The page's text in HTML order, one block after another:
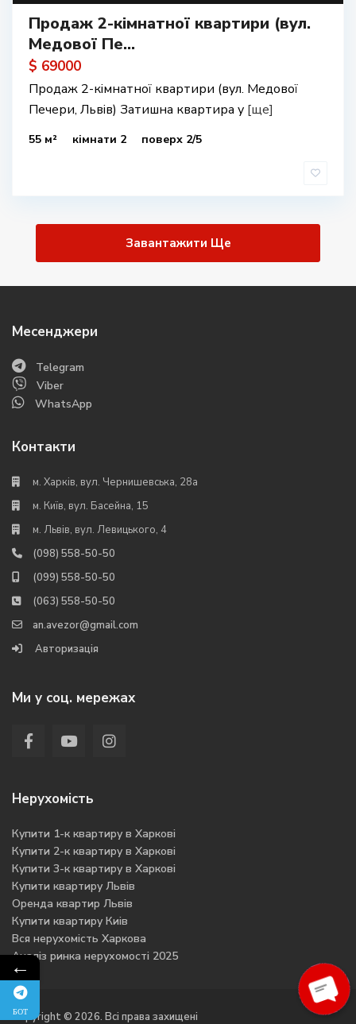
Продаж 2-кімнатної квартири (вул.
Медової Пе...
$ 69000
Продаж 2-кімнатної квартири (вул. Медової
Печери, Львів) Затишна квартира у [ще]
55 м² кімнати 2 поверх 2/5
Месенджери
Telegram
Viber
WhatsApp
Контакти
м. Харків, вул. Чернишевська, 28а
м. Київ, вул. Басейна, 15
м. Львів, вул. Левицького, 4
(098) 558-50-50
(099) 558-50-50
(063) 558-50-50
an.avezor@gmail.com
Авторизація
Ми у соц. мережах
Нерухомість
Купити 1-к квартиру в Харкові
Купити 2-к квартиру в Харкові
Купити 3-к квартиру в Харкові
Купити квартиру Львів
Оренда квартир Львів
Купити квартиру Киів
Вся нерухомість Харкова
Аналіз ринка нерухомості 2025
Copyright © 2026. Всі права захищені
←
БОТ